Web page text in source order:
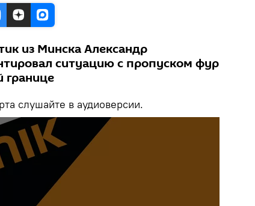
из Минска Александр
ситуацию с пропуском фур
границе
слушайте в аудиоверсии.